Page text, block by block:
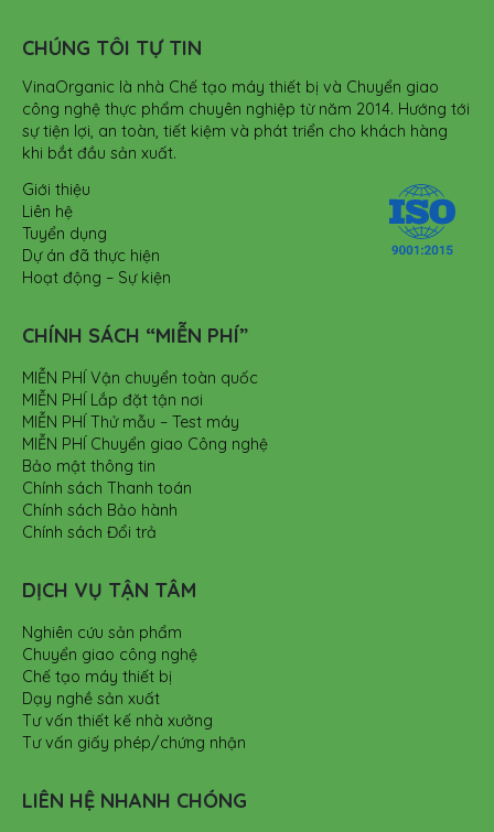
CHÚNG TÔI TỰ TIN
VinaOrganic là nhà Chế tạo máy thiết bị và Chuyển giao
công nghệ thực phẩm chuyên nghiệp từ năm 2014. Hướng tới
sự tiện lợi, an toàn, tiết kiệm và phát triển cho khách hàng
khi bắt đầu sản xuất.
Giới thiệu
Liên hệ
Tuyển dụng
Dự án đã thực hiện
Hoạt động – Sự kiện
CHÍNH SÁCH “MIỄN PHÍ”
MIỄN PHÍ Vận chuyển toàn quốc
MIỄN PHÍ Lắp đặt tận nơi
MIỄN PHÍ Thử mẫu – Test máy
MIỄN PHÍ Chuyển giao Công nghệ
Bảo mật thông tin
Chính sách Thanh toán
Chính sách Bảo hành
Chính sách Đổi trả
DỊCH VỤ TẬN TÂM
Nghiên cứu sản phẩm
Chuyển giao công nghệ
Chế tạo máy thiết bị
Dạy nghề sản xuất
Tư vấn thiết kế nhà xưởng
Tư vấn giấy phép/chứng nhận
LIÊN HỆ NHANH CHÓNG